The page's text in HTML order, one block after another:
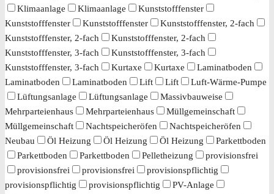
Klimaanlage
Klimaanlage
Kunststofffenster
Kunststofffenster
Kunststofffenster
Kunststofffenster, 2-fach
Kunststofffenster, 2-fach
Kunststofffenster, 2-fach
Kunststofffenster, 3-fach
Kunststofffenster, 3-fach
Kunststofffenster, 3-fach
Kurtaxe Kurtaxe
Laminatboden
Laminatboden
Laminatboden Lift Lift
Luft-Wärme-Pumpe
Lüftungsanlage
Lüftungsanlage
Massivbauweise
Mehrparteienhaus
Mehrparteienhaus
Müllgemeinschaft
Müllgemeinschaft
Nachtspeicheröfen
Nachtspeicheröfen
Neubau
Öl Heizung Öl Heizung Öl Heizung
Parkettboden
Parkettboden
Parkettboden Pelletheizung
provisionsfrei
provisionsfrei
provisionsfrei
provisionspflichtig
provisionspflichtig
provisionspflichtig
PV-Anlage